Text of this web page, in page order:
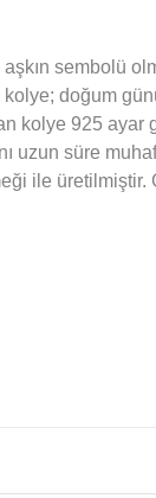
sembolü
kolye; doğum
kolye 925 ayar
uzun süre
ile üretilmiştir.